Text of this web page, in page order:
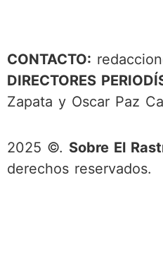
CONTACTO:
DIRECTORES
Zapata y Oscar Paz
2025 ©. Sobre El
derechos reservados.